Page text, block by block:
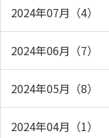
2024年07月（4）
2024年06月（7）
2024年05月（8）
2024年04月（1）